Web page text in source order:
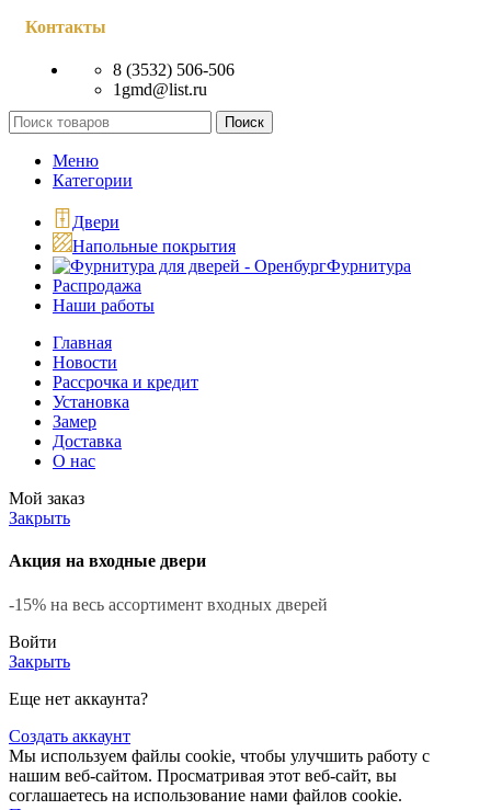
Контакты
8 (3532) 506-506
1gmd@list.ru
Поиск
Меню
Категории
Двери
Напольные покрытия
Фурнитура
Распродажа
Наши работы
Главная
Новости
Рассрочка и кредит
Установка
Замер
Доставка
О нас
Мой заказ
Закрыть
Акция на входные двери
-15% на весь ассортимент входных дверей
Войти
Закрыть
Еще нет аккаунта?
Создать аккаунт
Мы используем файлы cookie, чтобы улучшить работу с
нашим веб-сайтом. Просматривая этот веб-сайт, вы
соглашаетесь на использование нами файлов cookie.